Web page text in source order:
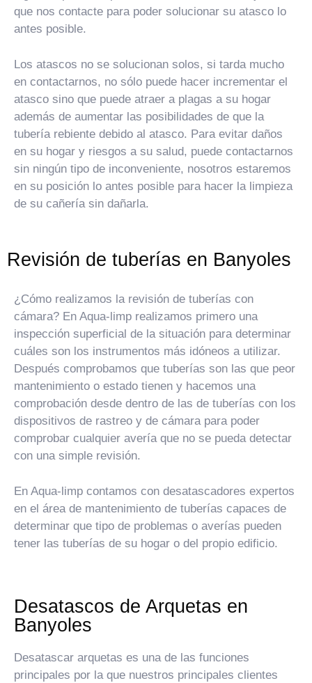
que nos contacte para poder solucionar su atasco lo
antes posible.
Los atascos no se solucionan solos, si tarda mucho
en contactarnos, no sólo puede hacer incrementar el
atasco sino que puede atraer a plagas a su hogar
además de aumentar las posibilidades de que la
tubería rebiente debido al atasco. Para evitar daños
en su hogar y riesgos a su salud, puede contactarnos
sin ningún tipo de inconveniente, nosotros estaremos
en su posición lo antes posible para hacer la limpieza
de su cañería sin dañarla.
Revisión de tuberías en Banyoles
¿Cómo realizamos la revisión de tuberías con
cámara? En Aqua-limp realizamos primero una
inspección superficial de la situación para determinar
cuáles son los instrumentos más idóneos a utilizar.
Después comprobamos que tuberías son las que peor
mantenimiento o estado tienen y hacemos una
comprobación desde dentro de las de tuberías con los
dispositivos de rastreo y de cámara para poder
comprobar cualquier avería que no se pueda detectar
con una simple revisión.
En Aqua-limp contamos con desatascadores expertos
en el área de mantenimiento de tuberías capaces de
determinar que tipo de problemas o averías pueden
tener las tuberías de su hogar o del propio edificio.
Desatascos de Arquetas en
Banyoles
Desatascar arquetas es una de las funciones
principales por la que nuestros principales clientes